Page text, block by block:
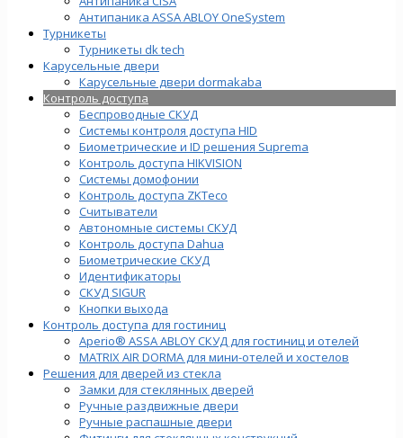
Антипаника ASSA ABLOY OneSystem
Турникеты
Турникеты dk tech
Карусельные двери
Карусельные двери dormakaba
Контроль доступа
Беспроводные СКУД
Системы контроля доступа HID
Биометрические и ID решения Suprema
Контроль доступа HIKVISION
Системы домофонии
Контроль доступа ZKTeco
Считыватели
Автономные системы СКУД
Контроль доступа Dahua
Биометрические СКУД
Идентификаторы
СКУД SIGUR
Кнопки выхода
Контроль доступа для гостиниц
Aperio® ASSA ABLOY СКУД для гостиниц и отелей
MATRIX AIR DORMA для мини-отелей и хостелов
Решения для дверей из стекла
Замки для стеклянных дверей
Ручные раздвижные двери
Ручные распашные двери